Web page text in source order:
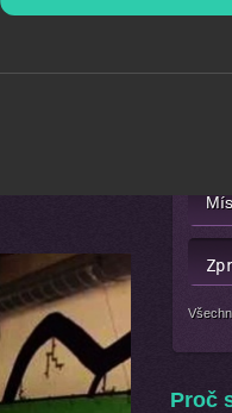
se dá i venku,
Na vašem
sportovních
za jak dlouho
Proč